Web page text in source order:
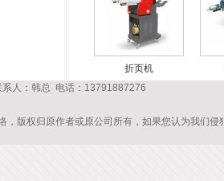
折页机
人：韩总 电话：13791887276
，版权归原作者或原公司所有，如果您认为我们侵